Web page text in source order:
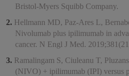
Bristol-Myers Squibb Company.
Hellmann MD, Paz-Ares L,
Nivolumab plus ipilimumab in
cancer. N Engl J Med.
Ramalingam S, Ciuleanu T,
(NIVO) + ipilimumab (IPI) versus